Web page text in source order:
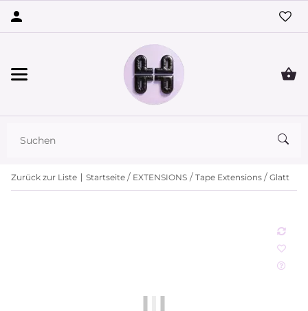
Zurück zur Liste Startseite EXTENSIONS Tape Extensions Glatt